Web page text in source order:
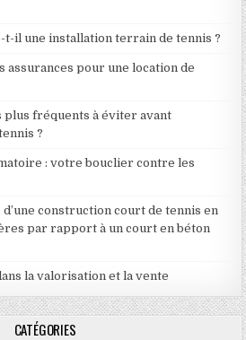
il une installation terrain de tennis ?
assurances pour une location de
plus fréquents à éviter avant
?
: votre bouclier contre les
d’une construction court de tennis en
par rapport à un court en béton
la valorisation et la vente
CATÉGORIES